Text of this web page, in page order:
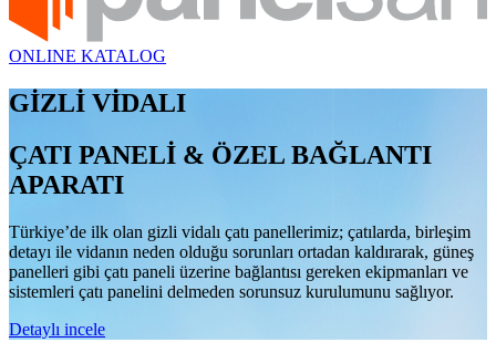
ONLINE KATALOG
GİZLİ VİDALI
ÇATI PANELİ & ÖZEL BAĞLANTI
APARATI
Türkiye’de ilk olan gizli vidalı çatı panellerimiz; çatılarda, birleşim
detayı ile vidanın neden olduğu sorunları ortadan kaldırarak, güneş
panelleri gibi çatı paneli üzerine bağlantısı gereken ekipmanları ve
sistemleri çatı panelini delmeden sorunsuz kurulumunu sağlıyor.
Detaylı incele